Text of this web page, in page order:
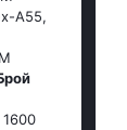
A55,